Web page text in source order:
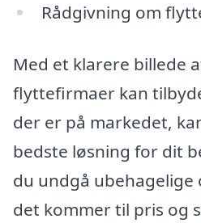
Rådgivning om
Med et klarere billede
flyttefirmaer kan
der er på markedet,
bedste løsning for dit
du undgå ubehagelige
det kommer til pris og